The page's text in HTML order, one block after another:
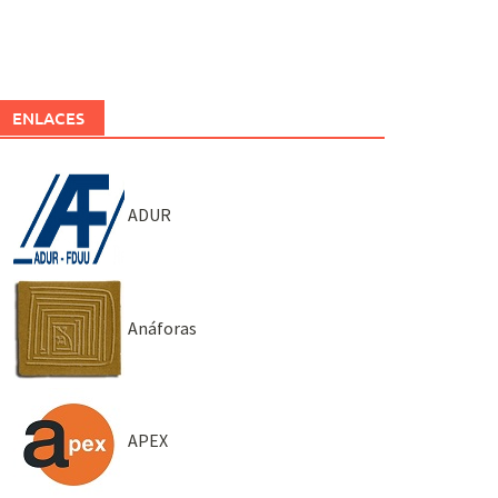
ENLACES
ADUR
Anáforas
APEX